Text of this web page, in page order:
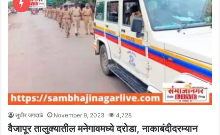
सुधीर जगदाळे November 9, 2023 4,728
वैजापूर तालुक्यातील मनेगावमध्ये दरोडा, नाकाबंदीदरम्यान